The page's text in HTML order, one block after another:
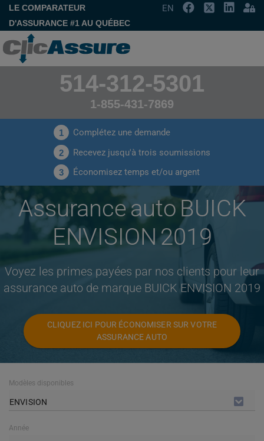
LE COMPARATEUR
D'ASSURANCE #1 AU QUÉBEC
EN
514-312-5301
1-855-431-7869
1 Complétez une demande
2 Recevez jusqu'à trois soumissions
3 Économisez temps et/ou argent
Assurance auto BUICK
ENVISION 2019
Voyez les primes payées par nos clients pour leur
assurance auto de marque BUICK ENVISION 2019
CLIQUEZ ICI POUR ÉCONOMISER SUR VOTRE
ASSURANCE AUTO
Modèles disponibles
ENVISION
Année